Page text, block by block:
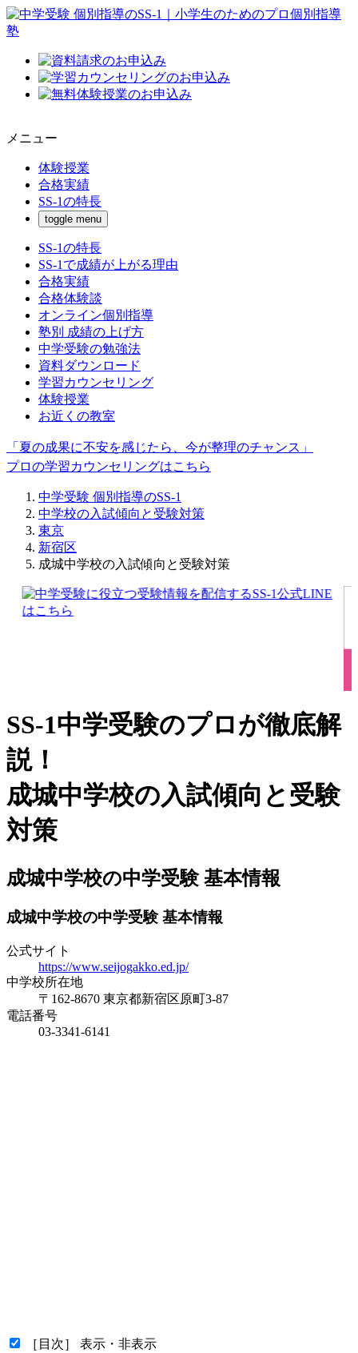
メニュー
体験授業
合格実績
SS-1の特長
toggle menu
SS-1の特長
SS-1で成績が上がる理由
合格実績
合格体験談
オンライン個別指導
塾別 成績の上げ方
中学受験の勉強法
資料ダウンロード
学習カウンセリング
体験授業
お近くの教室
「夏の成果に不安を感じたら、今が整理のチャンス」
プロの学習カウンセリングはこちら
中学受験 個別指導のSS-1
中学校の入試傾向と受験対策
東京
新宿区
成城中学校の入試傾向と受験対策
SS-1中学受験のプロが徹底解
説！
成城中学校の入試傾向と受験
対策
成城中学校の中学受験 基本情報
成城中学校の中学受験 基本情報
公式サイト
https://www.seijogakko.ed.jp/
中学校所在地
〒162-8670 東京都新宿区原町3-87
電話番号
03-3341-6141
［目次］ 表示・非表示